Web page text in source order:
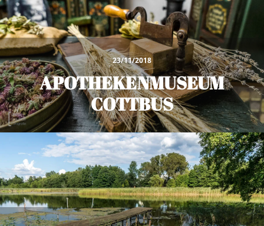
23/11/2018
APOTHEKENMUSEUM
COTTBUS